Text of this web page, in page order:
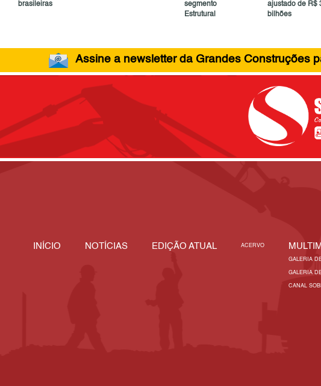
brasileiras
segmento
Estrutural
ajustado de R$
bilhões
Assine a newsletter da Grandes Construções
INÍCIO NOTÍCIAS EDIÇÃO ATUAL ACERVO
GALERIA
GALERIA
CANAL